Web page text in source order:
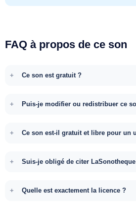
FAQ à propos de ce son
Ce son est gratuit ?
Puis-je modifier ou redistribuer ce
Ce son est-il gratuit et libre pour un
Suis-je obligé de citer
Quelle est exactement la licence ?